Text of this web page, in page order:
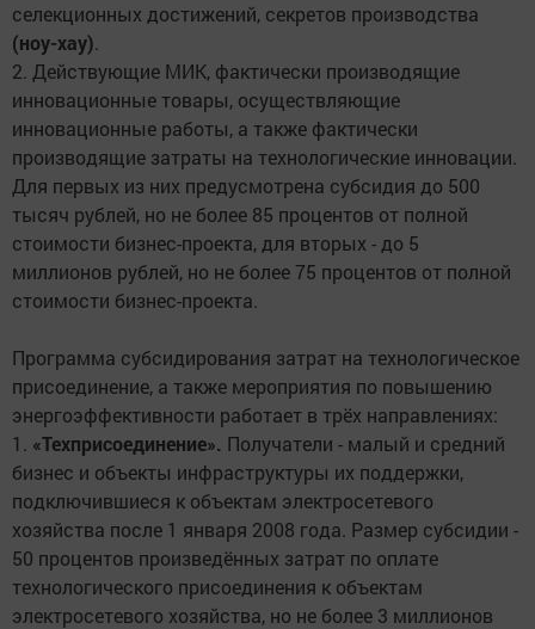
селекционных достижений, секретов производства
(ноу-хау).
2. Действующие МИК, фактически производящие
инновационные товары, осуществляющие
инновационные работы, а также фактически
производящие затраты на технологические инновации.
Для первых из них предусмотрена субсидия до 500
тысяч рублей, но не более 85 процентов от полной
стоимости бизнес-проекта, для вторых - до 5
миллионов рублей, но не более 75 процентов от полной
стоимости бизнес-проекта.
Программа субсидирования затрат на технологическое
присоединение, а также мероприятия по повышению
энергоэффективности работает в трёх направлениях:
1. «Техприсоединение». Получатели - малый и средний
бизнес и объекты инфраструктуры их поддержки,
подключившиеся к объектам электросетевого
хозяйства после 1 января 2008 года. Размер субсидии -
50 процентов произведённых затрат по оплате
технологического присоединения к объектам
электросетевого хозяйства, но не более 3 миллионов